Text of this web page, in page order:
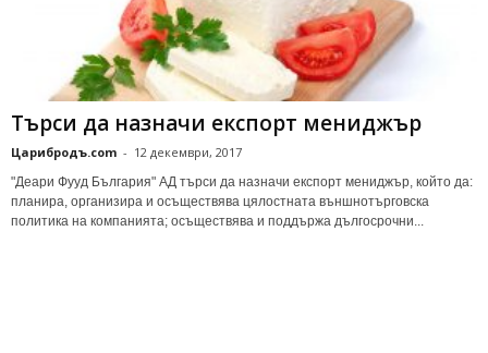
Търси да назначи експорт мениджър
Царибродъ.com - 12 декември, 2017
"Деари Фууд България" АД търси да назначи експорт мениджър, който да:
планира, организира и осъществява цялостната външнотърговска
политика на компанията; осъществява и поддържа дългосрочни...